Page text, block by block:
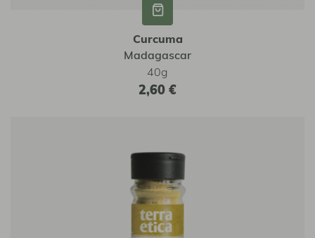
Curcuma
Madagascar
40g
2,60 €